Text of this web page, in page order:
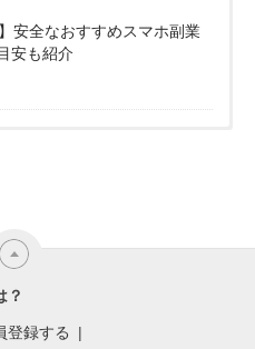
安全なおすすめスマホ副業
安も紹介
？
登録する